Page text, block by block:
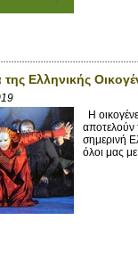
Ελληνικής
Η
αποτελούν
σημερινή
όλοι μας